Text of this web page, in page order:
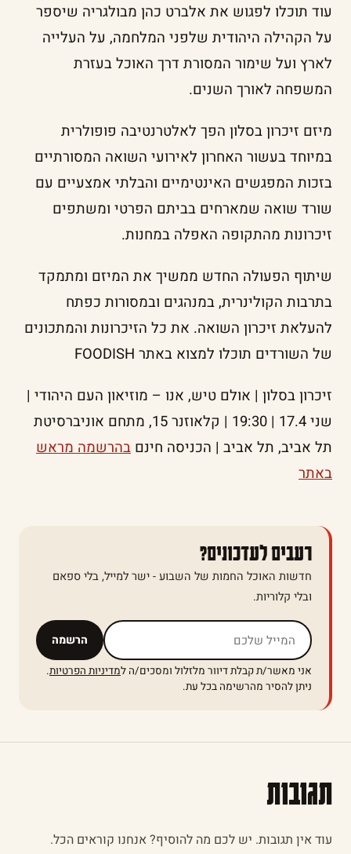
עוד תוכלו לפגוש את אלברט כהן מבולגריה שיספר
על הקהילה היהודית שלפני המלחמה, על העלייה
לארץ ועל שימור המסורת דרך האוכל בעזרת
המשפחה לאורך השנים.
מיזם זיכרון בסלון הפך לאלטרנטיבה פופולרית
במיוחד בעשור האחרון לאירועי השואה המסורתיים
בזכות המפגשים האינטימיים והבלתי אמצעיים עם
שורד שואה שמארחים בביתם הפרטי ומשתפים
זיכרונות מהתקופה האפלה במחנות.
שיתוף הפעולה החדש ממשיך את המיזם ומתמקד
בתרבות הקולינרית, במנהגים ובמסורות כפתח
להעלאת זיכרון השואה. את כל הזיכרונות והמתכונים
של השורדים תוכלו למצוא באתר FOODISH
זיכרון בסלון | אולם טיש, אנו – מוזיאון העם היהודי |
שני 17.4 | 19:30 | קלאוזנר 15, מתחם אוניברסיטת
תל אביב, תל אביב | הכניסה חינם בהרשמה מראש
באתר
רעבים לעדכונים?
חדשות האוכל החמות של השבוע - ישר למייל, בלי ספאם
ובלי קלוריות.
הרשמה אל תמלאו שדה זה
אני מאשר/ת קבלת דיוור מלזלול ומסכים/ה למדיניות הפרטיות.
ניתן להסיר מהרשימה בכל עת.
תגובות
עוד אין תגובות. יש לכם מה להוסיף? אנחנו קוראים הכל.